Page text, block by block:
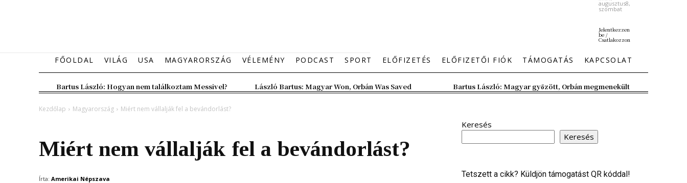
augusztus8,
szombat
Jelentkezzen
be /
Csatlakozzon
FŐOLDAL VILÁG USA MAGYARORSZÁG VÉLEMÉNY PODCAST SPORT ELŐFIZETÉS ELŐFIZETŐI FIÓK TÁMOGATÁS KAPCSOLAT
Bartus László: Hogyan nem találkoztam Messivel? László Bartus: Magyar Won, Orbán Was Saved Bartus László: Magyar győzött, Orbán megmenekült
Kezdőlap Magyarország Miért nem vállalják fel a bevándorlást?
Miért nem vállalják fel a bevándorlást?
Írta: Amerikai Népszava
Keresés
Keresés
Tetszett a cikk? Küldjön támogatást QR kóddal!